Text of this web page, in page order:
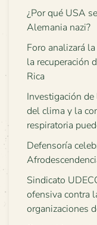
¿Por qué USA
Alemania nazi?
Foro analizará
la recuperación
Rica
Investigación
del clima y la
respiratoria
Defensoría
Sindicato
ofensiva contra
organizaciones